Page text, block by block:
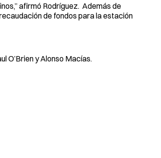
afirmó Rodríguez. Además de
de fondos para la estación
O’Brien y Alonso Macías.